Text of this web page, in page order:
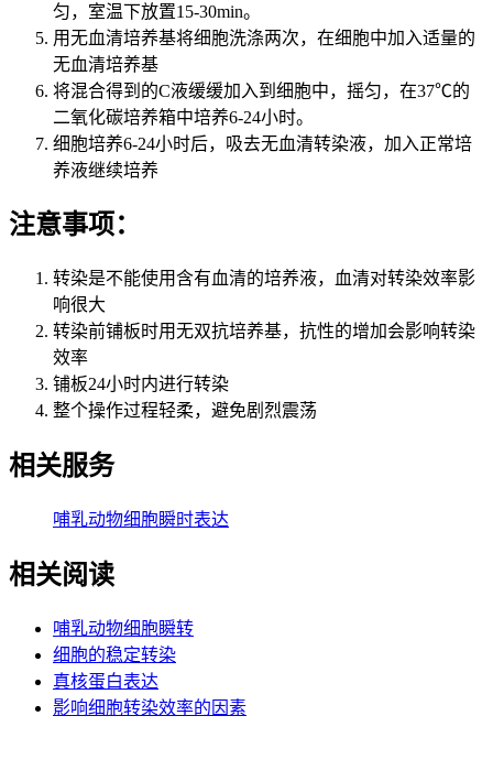
匀，室温下放置15-30min。
用无血清培养基将细胞洗涤两次，在细胞中加入适量的
无血清培养基
将混合得到的C液缓缓加入到细胞中，摇匀，在37℃的
二氧化碳培养箱中培养6-24小时。
细胞培养6-24小时后，吸去无血清转染液，加入正常培
养液继续培养
注意事项：
转染是不能使用含有血清的培养液，血清对转染效率影
响很大
转染前铺板时用无双抗培养基，抗性的增加会影响转染
效率
铺板24小时内进行转染
整个操作过程轻柔，避免剧烈震荡
相关服务
哺乳动物细胞瞬时表达
相关阅读
哺乳动物细胞瞬转
细胞的稳定转染
真核蛋白表达
影响细胞转染效率的因素